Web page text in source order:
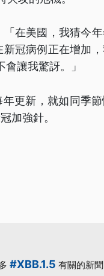
在美國，我猜今
冠病例正在增加
讓我驚訝。」
更新，就如同季
加強針。
#XBB.1.5 有關的新聞